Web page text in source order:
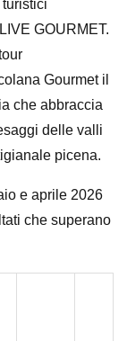
GOURMET.
Gourmet il
che abbraccia
delle valli
picena.
e aprile 2026
che superano